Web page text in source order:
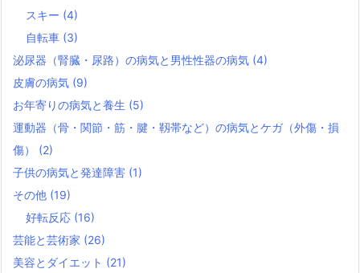
スキー (4)
自転車 (3)
泌尿器（腎臓・尿路）の病気と男性性器の病気 (4)
皮膚の病気 (9)
お年寄りの病気と養生 (5)
運動器（骨・関節・筋・腱・靱帯など）の病気とケガ（外傷・損
傷） (2)
子供の病気と発達障害 (1)
その他 (19)
好転反応 (16)
芸能と芸術家 (26)
美容とダイエット (21)